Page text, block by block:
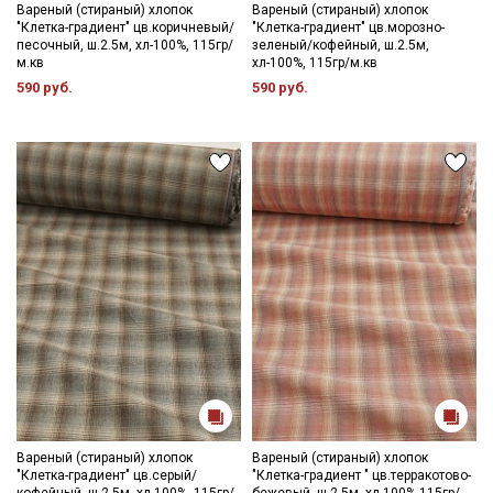
- сушить в расправленном, подвешенном состоянии (не
пересушивать).
Цветопередача может отличаться от оригинального цвета
ткани в зависимости от настроек вашего монитора и в
Вареный (стираный) хлопок
"Клетка-градиент" цв.коричневый/
песочный, ш.2.5м, хл-100%, 115гр/
м.кв
590 руб.
Вареный (стираный) хлопок
"Клетка-градиент" цв.морозно-
зеленый/кофейный, ш.2.5м,
хл-100%, 115гр/м.кв
590 руб.
Вареный (стираный) хлопок
"Клетка-градиент" цв.серый/
Вареный (стираный) хлопок
"Клетка-градиент " цв.терракотово-